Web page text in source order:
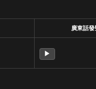
廣東話發
▶